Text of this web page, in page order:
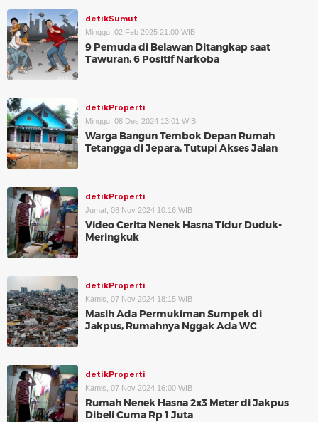
detikSumut
Minggu, 02 Feb 2025 21:00 WIB
9 Pemuda di Belawan Ditangkap saat
Tawuran, 6 Positif Narkoba
detikProperti
Minggu, 08 Des 2024 13:01 WIB
Warga Bangun Tembok Depan Rumah
Tetangga di Jepara, Tutupi Akses Jalan
detikProperti
Jumat, 08 Nov 2024 10:16 WIB
Video Cerita Nenek Hasna Tidur Duduk-
Meringkuk
detikProperti
Kamis, 07 Nov 2024 18:15 WIB
Masih Ada Permukiman Sumpek di
Jakpus, Rumahnya Nggak Ada WC
detikProperti
Kamis, 07 Nov 2024 16:00 WIB
Rumah Nenek Hasna 2x3 Meter di Jakpus
Dibeli Cuma Rp 1 Juta